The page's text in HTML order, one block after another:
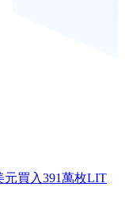
元買入391萬枚LIT